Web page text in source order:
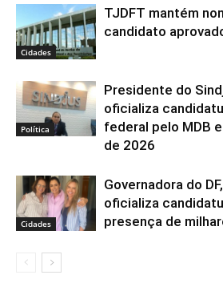
Cidades
TJDFT mantém
candidato
Política
Presidente do
oficializa
federal pelo MDB
de 2026
Cidades
Governadora do
oficializa
presença de